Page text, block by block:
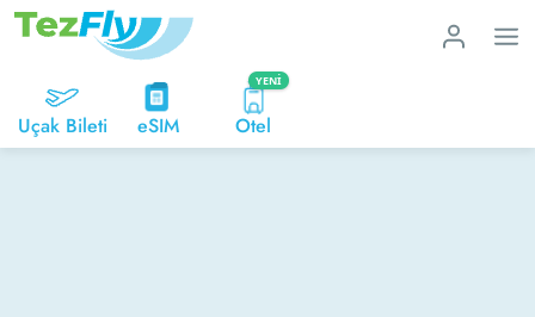
Uçak Bileti eSIM
YENI
Otel